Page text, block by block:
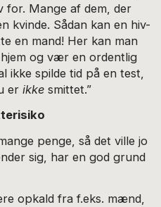
for. Mange af dem, der
kvinde. Sådan kan en hiv-
en mand! Her kan man
og vær en ordentlig
ikke spilde tid på en test,
erikke smittet.”
penge, så det ville jo
sig, har en god grund
opkald fra f.eks. mænd,